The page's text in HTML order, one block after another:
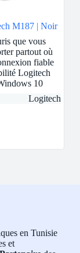
M187 | Noir
que vous
partout où
fiable
Logitech
10
Logitech
en Tunisie
et